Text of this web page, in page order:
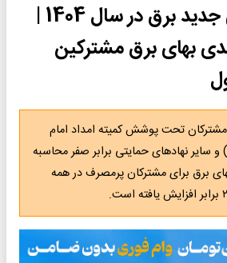
اعلام تعرفه‌های جدید برق در سال 1404 |
۲۶ درصدی بهای برق مشترکین
تحت پوشش کمیته امداد امام
سایر نهاد‌های حمایتی برابر صفر محاسبه
برق برای مشترکان پرمصرف در همه